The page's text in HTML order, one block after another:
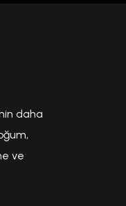
daha
ve